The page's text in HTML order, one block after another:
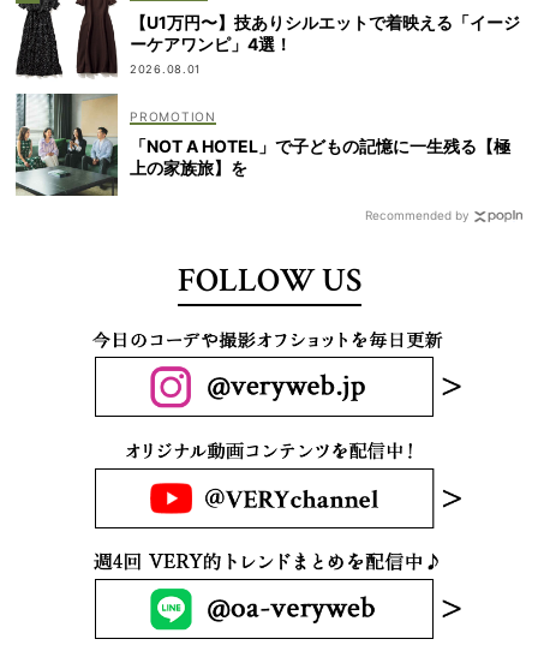
【U1万円〜】技ありシルエットで着映える「イージ
ーケアワンピ」4選！
2026.08.01
「NOT A HOTEL」で子どもの記憶に一生残る【極
上の家族旅】を
Recommended by
FOLLOW US